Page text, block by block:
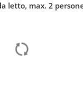
letto, max. 2